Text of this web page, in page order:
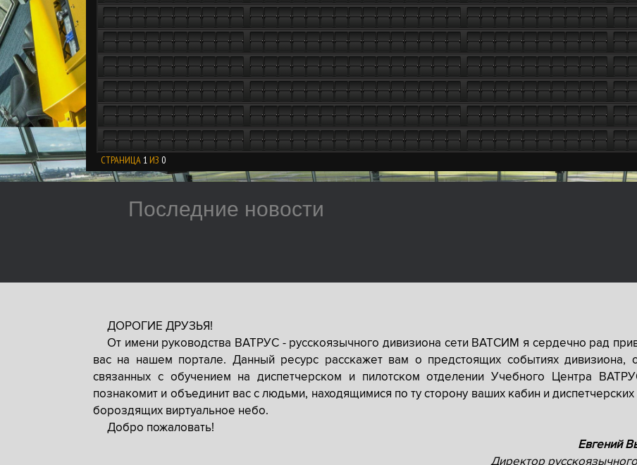
СТРАНИЦА 1 ИЗ 0
Последние новости
ДОРОГИЕ ДРУЗЬЯ!
От имени руководства ВАТРУС - русскоязычного дивизиона сети ВАТСИМ я сердечно рад
вас на нашем портале. Данный ресурс расскажет вам о предстоящих событиях дивизиона,
связанных с обучением на диспетчерском и пилотском отделении Учебного Центра
познакомит и объединит вас с людьми, находящимися по ту сторону ваших кабин и
бороздящих виртуальное небо.
Добро пожаловать!
Евгений
Директор